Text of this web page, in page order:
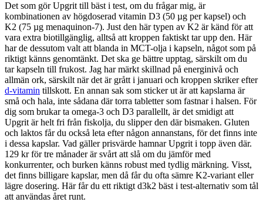
Det som gör Upgrit till bäst i test, om du frågar mig, är
kombinationen av högdoserad vitamin D3 (50 µg per kapsel) och
K2 (75 µg menaquinon-7). Just den här typen av K2 är känd för att
vara extra biotillgänglig, alltså att kroppen faktiskt tar upp den. Här
har de dessutom valt att blanda in MCT-olja i kapseln, något som på
riktigt känns genomtänkt. Det ska ge bättre upptag, särskilt om du
tar kapseln till frukost. Jag har märkt skillnad på energinivå och
allmän ork, särskilt när det är grått i januari och kroppen skriker efter
d-vitamin tillskott. En annan sak som sticker ut är att kapslarna är
små och hala, inte sådana där torra tabletter som fastnar i halsen. För
dig som brukar ta omega-3 och D3 parallellt, är det smidigt att
Upgrit är helt fri från fiskolja, du slipper den där bismaken. Gluten
och laktos får du också leta efter någon annanstans, för det finns inte
i dessa kapslar. Vad gäller prisvärde hamnar Upgrit i topp även där.
129 kr för tre månader är svårt att slå om du jämför med
konkurrenter, och burken känns robust med tydlig märkning. Visst,
det finns billigare kapslar, men då får du ofta sämre K2-variant eller
lägre dosering. Här får du ett riktigt d3k2 bäst i test-alternativ som tål
att användas året runt.